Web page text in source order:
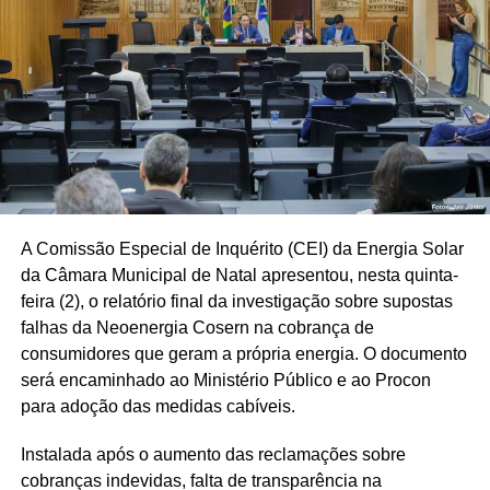
A Comissão Especial de Inquérito (CEI) da Energia Solar
da Câmara Municipal de Natal apresentou, nesta quinta-
feira (2), o relatório final da investigação sobre supostas
falhas da Neoenergia Cosern na cobrança de
consumidores que geram a própria energia. O documento
será encaminhado ao Ministério Público e ao Procon
para adoção das medidas cabíveis.
Instalada após o aumento das reclamações sobre
cobranças indevidas, falta de transparência na